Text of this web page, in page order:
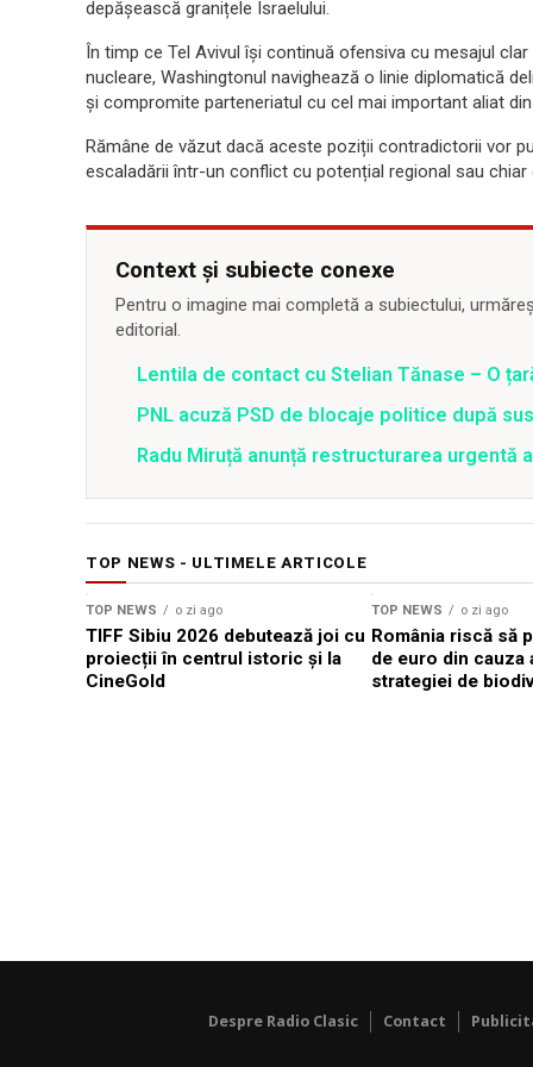
depășească granițele Israelului.
În timp ce Tel Avivul își continuă ofensiva cu mesajul
nucleare, Washingtonul navighează o linie diplomatică
și compromite parteneriatul cu cel mai important aliat
Rămâne de văzut dacă aceste poziții contradictorii vor
escaladării într-un conflict cu potențial regional sau chiar
Context și subiecte conexe
Pentru o imagine mai completă a subiectului,
editorial.
Lentila de contact cu Stelian Tănase – O
PNL acuză PSD de blocaje politice după
Radu Miruță anunță restructurarea urgentă
TOP NEWS - ULTIMELE ARTICOLE
TOP NEWS o zi ago
TIFF Sibiu 2026 debutează joi cu
proiecții în centrul istoric și la
CineGold
TOP NEWS o zi ago
România riscă să
de euro din cauza
strategiei de
Despre Radio Clasic Contact